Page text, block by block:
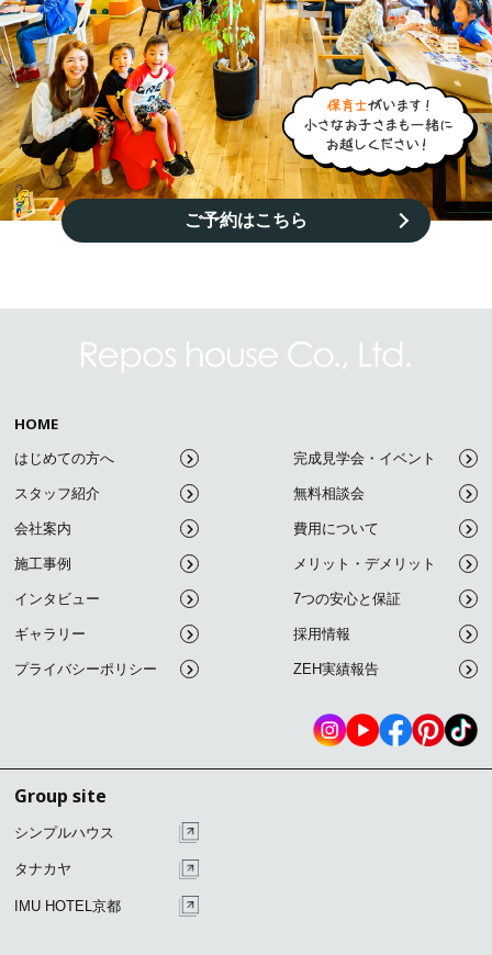
ご予約はこちら
HOME
はじめての方へ
スタッフ紹介
会社案内
施工事例
インタビュー
ギャラリー
プライバシーポリシー
完成見学会・イベント
無料相談会
費用について
メリット・デメリット
7つの安心と保証
採用情報
ZEH実績報告
Group site
シンプルハウス
タナカヤ
IMU HOTEL京都